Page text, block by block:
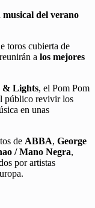
del verano
toros cubierta de
a los mejores
& Lights, el Pom Pom
público revivir los
en unas
de ABBA, George
/ Mano Negra,
por artistas